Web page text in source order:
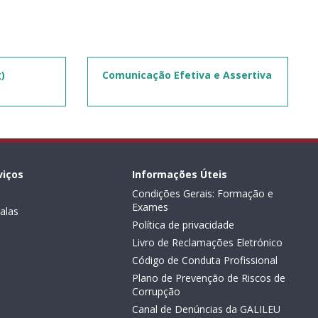
Comunicação Efetiva e Assertiva
Informações Úteis
Condições Gerais: Formação e
Exames
Política de privacidade
Livro de Reclamações Eletrónico
Código de Conduta Profissional
Plano de Prevenção de Riscos de
Corrupção
Canal de Denúncias da GALILEU